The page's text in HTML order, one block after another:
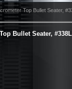
Top Bullet Seater,
Bullet Seater,